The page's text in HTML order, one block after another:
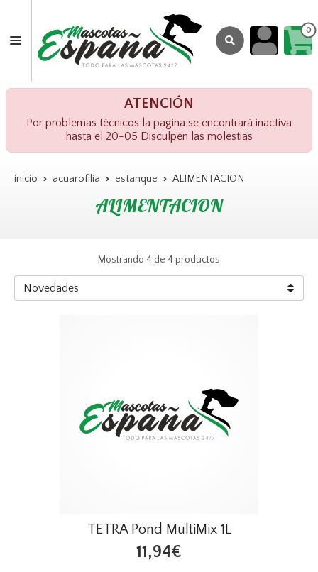
0
ATENCIÓN
Por problemas técnicos la pagina se encontrará inactiva
hasta el 20-05 Disculpen las molestias
inicio acuarofilia estanque ALIMENTACION
ALIMENTACION
Mostrando 4 de 4 productos
TETRA Pond MultiMix 1L
11,94€